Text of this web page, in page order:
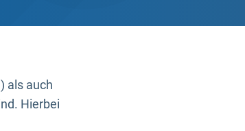
als auch
Hierbei